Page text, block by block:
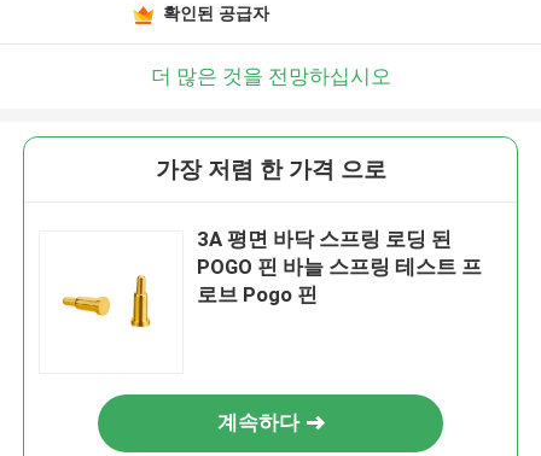
확인된 공급자
더 많은 것을 전망하십시오
가장 저렴 한 가격 으로
3A 평면 바닥 스프링 로딩 된
POGO 핀 바늘 스프링 테스트 프
로브 Pogo 핀
계속하다